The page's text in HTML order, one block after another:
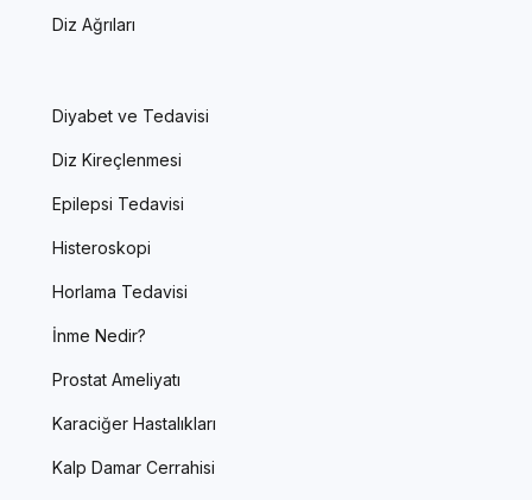
Diz Ağrıları
Diyabet ve Tedavisi
Diz Kireçlenmesi
Epilepsi Tedavisi
Histeroskopi
Horlama Tedavisi
İnme Nedir?
Prostat Ameliyatı
Karaciğer Hastalıkları
Kalp Damar Cerrahisi